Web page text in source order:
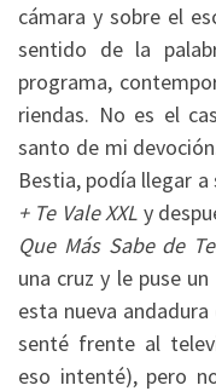
cámara y sobre el
sentido de la
programa,
riendas. No es el
santo de mi
Bestia, podía llegar
+ Te Vale XXL y
Que Más Sabe de
una cruz y le puse
esta nueva
senté frente al
eso intenté), pero